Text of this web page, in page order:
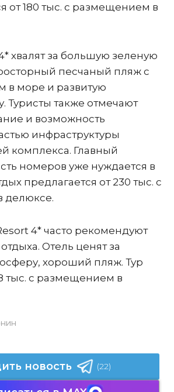
от 180 тыс. с размещением в
хвалят за большую зеленую
песчаный пляж с
в море и развитую
Туристы также отмечают
и возможность
инфраструктуры
комплекса. Главный
номеров уже нуждается в
предлагается от 230 тыс. с
делюксе.
4* часто рекомендуют
Отель ценят за
хороший пляж. Тур
тыс. с размещением в
новость (22)